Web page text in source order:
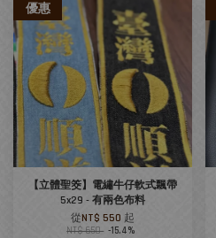
優惠
【立體聖筊】電繡牛仔軟式飄帶
5x29 - 有兩色布料
從NT$ 550 起
NT$ 650 -15.4%